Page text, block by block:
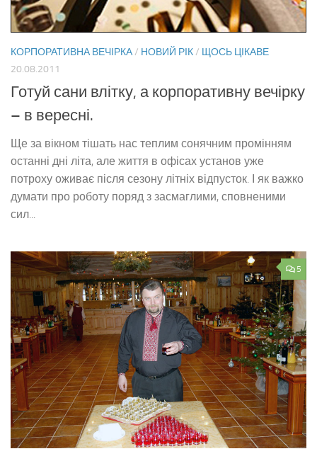
КОРПОРАТИВНА ВЕЧІРКА/ НОВИЙ РІК/ ЩОСЬ ЦІКАВЕ
20.08.2011
Готуй сани влітку, а корпоративну вечірку
– в вересні.
Ще за вікном тішать нас теплим сонячним промінням
останні дні літа, але життя в офісах установ уже
потроху оживає після сезону літніх відпусток. І як важко
думати про роботу поряд з засмаглими, сповненими
сил...
5